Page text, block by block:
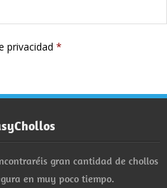
privacidad *
gran cantidad de chollos
en muy poco tiempo.